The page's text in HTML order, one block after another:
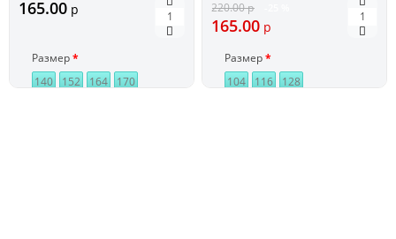
165.00 р
Размер
140
152 164 170
220.00р
165.00 р
Размер
104
116 128